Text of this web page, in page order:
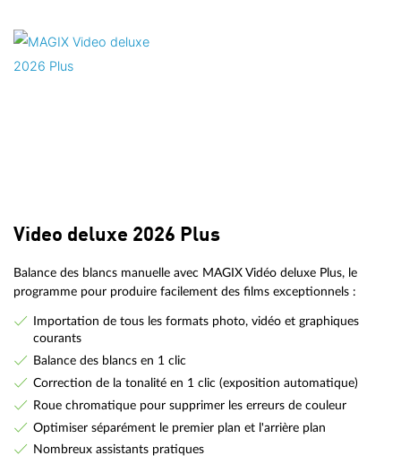
Video deluxe 2026 Plus
Balance des blancs manuelle avec MAGIX Vidéo deluxe Plus, le
programme pour produire facilement des films exceptionnels :
Importation de tous les formats photo, vidéo et graphiques
courants
Balance des blancs en 1 clic
Correction de la tonalité en 1 clic (exposition automatique)
Roue chromatique pour supprimer les erreurs de couleur
Optimiser séparément le premier plan et l'arrière plan
Nombreux assistants pratiques